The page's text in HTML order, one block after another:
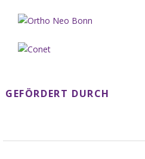
GEFÖRDERT DURCH